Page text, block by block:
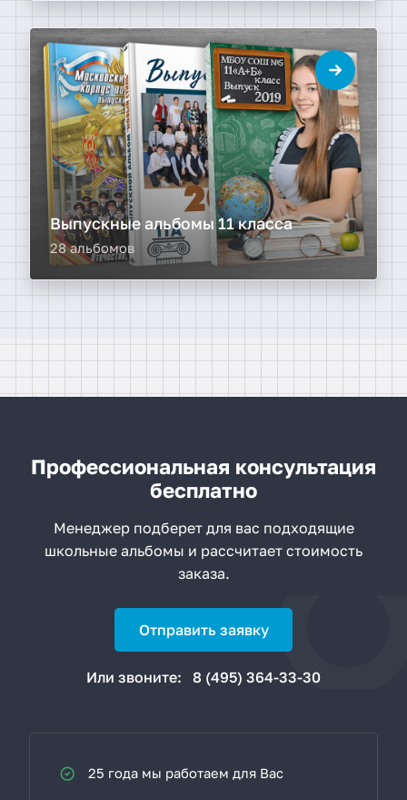
Выпускные альбомы 11 класса
28 альбомов
Профессиональная консультация
бесплатно
Менеджер подберет для вас подходящие
школьные альбомы и рассчитает стоимость
заказа.
Отправить заявку
Или звоните: 8 (495) 364-33-30
25 года мы работаем для Вас